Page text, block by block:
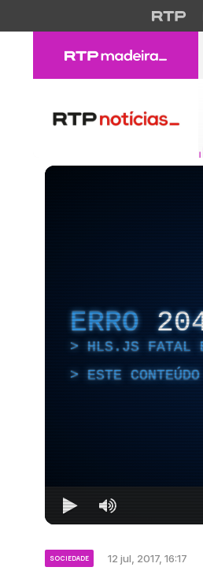
ERRO
HLS.JS FATAL
ESTE
SOCIEDADE 12 jul, 2017, 16:17